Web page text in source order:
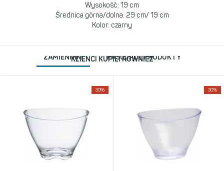
Wysokość: 19 cm
Średnica górna/dolna: 29 cm/ 19 cm
Kolor: czarny
ZAMIENNIKI PASUJĄCE PRODUKTY
KLIENCI KUPILI RÓWNIEŻ
30% 30%